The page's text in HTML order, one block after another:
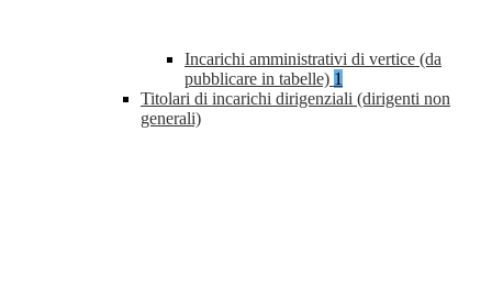
Incarichi amministrativi di vertice (da
pubblicare in tabelle) 1
Titolari di incarichi dirigenziali (dirigenti non
generali)